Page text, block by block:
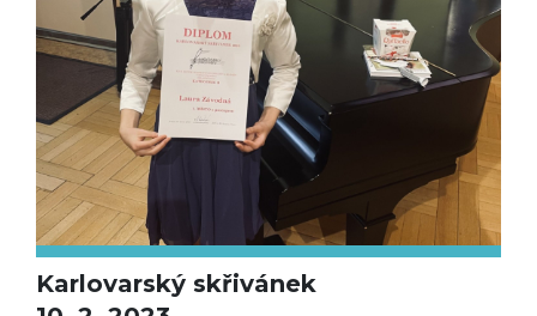
Karlovarský skřivánek